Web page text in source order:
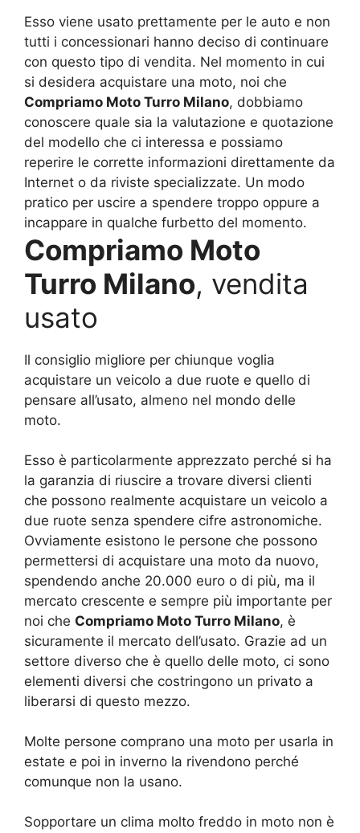
Esso viene usato prettamente per le auto e non
tutti i concessionari hanno deciso di continuare
con questo tipo di vendita. Nel momento in cui
si desidera acquistare una moto, noi che
Compriamo Moto Turro Milano, dobbiamo
conoscere quale sia la valutazione e quotazione
del modello che ci interessa e possiamo
reperire le corrette informazioni direttamente da
Internet o da riviste specializzate. Un modo
pratico per uscire a spendere troppo oppure a
incappare in qualche furbetto del momento.
Compriamo Moto
Turro Milano, vendita
usato
Il consiglio migliore per chiunque voglia
acquistare un veicolo a due ruote e quello di
pensare all’usato, almeno nel mondo delle
moto.
Esso è particolarmente apprezzato perché si ha
la garanzia di riuscire a trovare diversi clienti
che possono realmente acquistare un veicolo a
due ruote senza spendere cifre astronomiche.
Ovviamente esistono le persone che possono
permettersi di acquistare una moto da nuovo,
spendendo anche 20.000 euro o di più, ma il
mercato crescente e sempre più importante per
noi che Compriamo Moto Turro Milano, è
sicuramente il mercato dell’usato. Grazie ad un
settore diverso che è quello delle moto, ci sono
elementi diversi che costringono un privato a
liberarsi di questo mezzo.
Molte persone comprano una moto per usarla in
estate e poi in inverno la rivendono perché
comunque non la usano.
Sopportare un clima molto freddo in moto non è